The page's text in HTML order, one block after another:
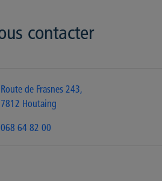
contacter
Route de Frasnes 243,
7812 Houtaing
068 64 82 00